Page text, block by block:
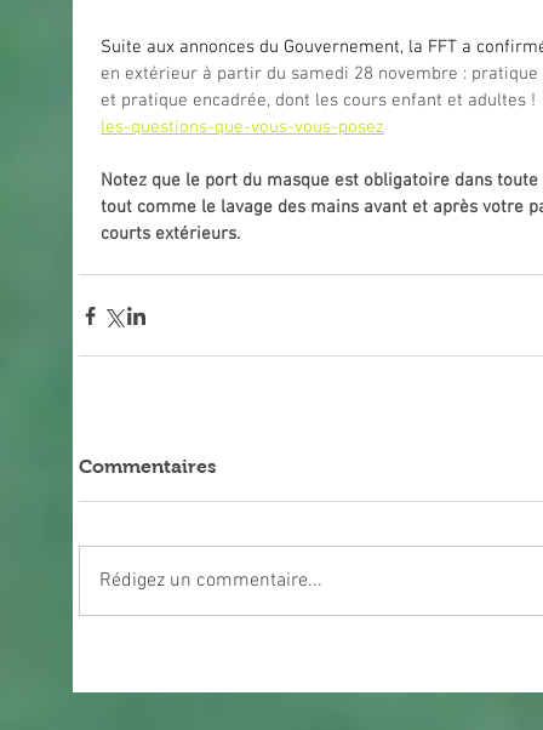
Suite aux annonces du Gouvernement, la FFT a
en extérieur à partir du samedi 28 novembre :
et pratique encadrée, dont les cours enfant et adultes !
les-questions-que-vous-vous-posez
Notez que le port du masque est obligatoire dans
tout comme le lavage des mains avant et après votre
courts extérieurs.
Commentaires
Rédigez un commentaire...